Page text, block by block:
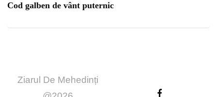
Cod galben de vânt puternic
Ziarul De Mehedinți